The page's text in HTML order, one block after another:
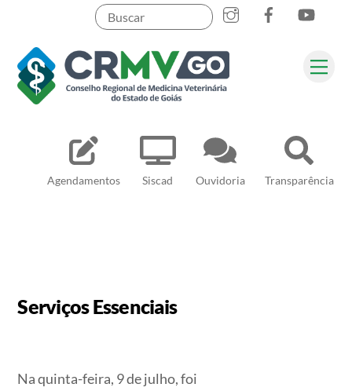
content
Agendamentos Siscad Ouvidoria Transparência
Pesquisar
Serviços Essenciais
Na quinta-feira, 9 de julho, foi